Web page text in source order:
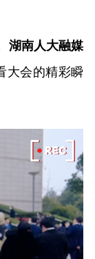
湖南人大融媒
大会的精彩瞬